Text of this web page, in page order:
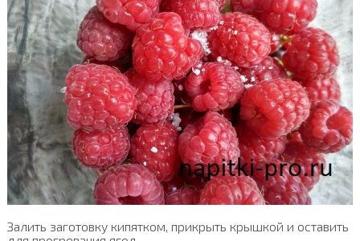
Залить заготовку кипятком, прикрыть крышкой и оставить